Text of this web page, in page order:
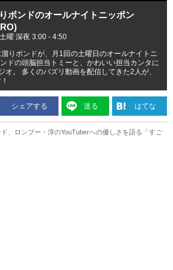
ボンドのオールナイトニッポン
曜 深夜 3:00 - 4:50
りボンドが、月1回の土曜日のオールナイトニ
ドの頭脳担当トミーと、かわいい担当カンタに
オ。 多くのバズリ動画を配信してきた2人が、
シェアする 送る はてな
、ロンブー・淳のYouTuberへの優しさを語る「すご